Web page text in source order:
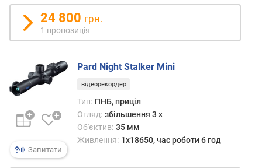
к
а
д
р
і
(
Г
)
о
24 800 грн.
1 пропозиція
Запитати
Pard Night Stalker Mini
відеорекордер
Тип: ПНБ, приціл
Огляд: збільшення 3 x
Об'єктив: 35 мм
Живлення: 1x18650, час роботи 6 год